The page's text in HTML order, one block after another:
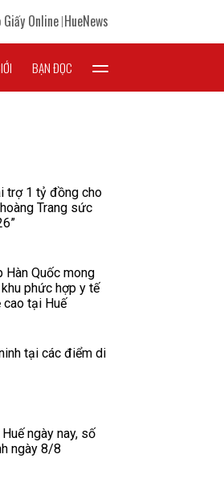
Online HueNews
BẠN ĐỌC
trợ 1 tỷ đồng cho
Trang sức
Hàn Quốc mong
phức hợp y tế
cao tại Huế
tại các điểm di
ngày nay, số
ngày 8/8